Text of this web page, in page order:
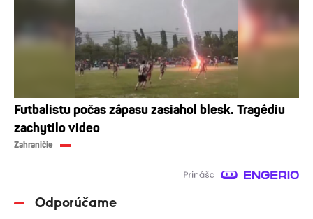
Futbalistu počas zápasu zasiahol blesk. Tragédiu
zachytilo video
Zahraničie
Odporúčame